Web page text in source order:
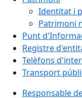
Identitat i
Patrimoni
Punt
Registre
Telèfons
Transport
Responsable